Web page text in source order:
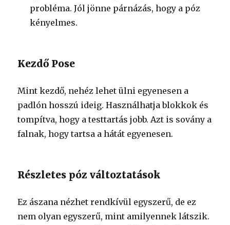
probléma. Jól jönne párnázás, hogy a póz
kényelmes.
Kezdő Pose
Mint kezdő, nehéz lehet ülni egyenesen a
padlón hosszú ideig. Használhatja blokkok és
tompítva, hogy a testtartás jobb. Azt is sovány a
falnak, hogy tartsa a hátát egyenesen.
Részletes póz változtatások
Ez ászana nézhet rendkívül egyszerű, de ez
nem olyan egyszerű, mint amilyennek látszik.